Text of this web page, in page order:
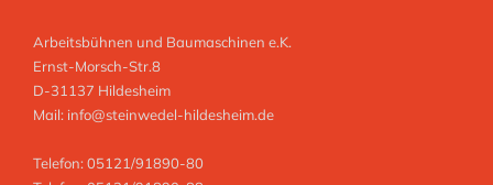
Arbeitsbühnen und Baumaschinen e.K.
Ernst-Morsch-Str.8
D-31137 Hildesheim
Mail: info@steinwedel-hildesheim.de
Telefon: 05121/91890-80